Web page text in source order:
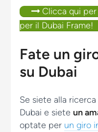
Clicca qui
per il Dubai Frame!
Fate un
su Dubai
Se siete alla
Dubai e siete un
optate per un giro